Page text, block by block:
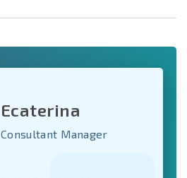
Ecaterina
Consultant Manager